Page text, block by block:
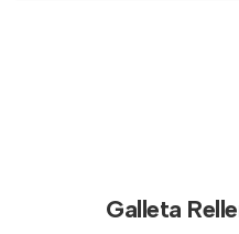
Galleta